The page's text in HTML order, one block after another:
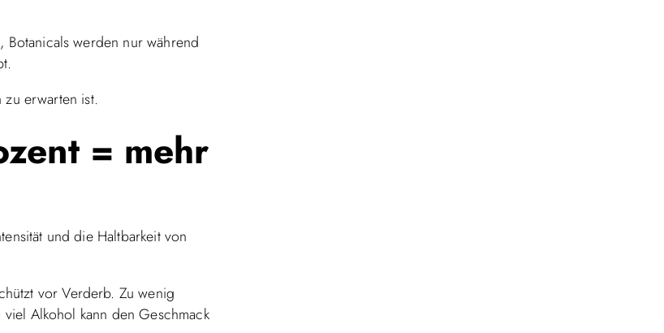
werden nur während
erwarten ist.
= mehr
und die Haltbarkeit von
vor Verderb. Zu wenig
Alkohol kann den Geschmack